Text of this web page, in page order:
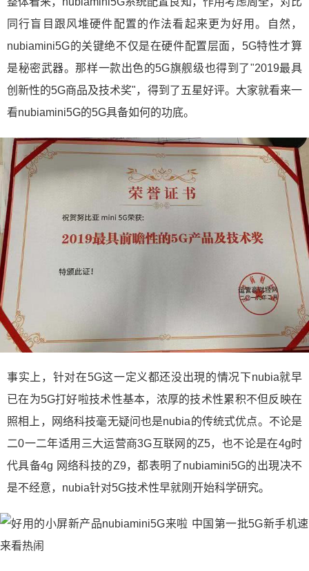
同行盲目跟风堆硬件配置的作法看起来更为好用。自然，
nubiamini5G的关键绝不仅是在硬件配置层面，5G特性才算
是秘密武器。那样一款出色的5G旗舰级也得到了"2019最具
创新性的5G商品及技术奖"，得到了五星好评。大家就看来一
看nubiamini5G的5G具备如何的功底。
事实上，针对在5G这一定义都还没出現的情况下nubia就早
已在为5G打好啦技术性基本，浓厚的技术性累积不但反映在
照相上，网络科技毫无疑问也是nubia的传统式优点。不论是
二0一二年适用三大运营商3G互联网的Z5，也不论是在4g时
代具备4g 网络科技的Z9，都表明了nubiamini5G的出現决不
是不经意，nubia针对5G技术性早就刚开始科学研究。